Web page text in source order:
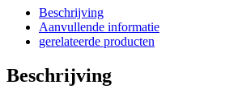
Beschrijving
Aanvullende informatie
gerelateerde producten
Beschrijving